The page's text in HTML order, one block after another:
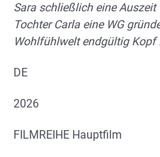
Sara schließlich eine
Tochter Carla eine WG
Wohlfühlwelt endgültig Kopf
DE
2026
FILMREIHE Hauptfilm